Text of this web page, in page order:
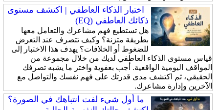
اختبار الذكاء العاطفي | اكتشف مستوى
ذكائك العاطفي (EQ)
هل تستطيع فهم مشاعرك والتعامل معها
بطريقة متزنة؟ وكيف تتصرف عند التعرض
للضغوط أو الخلافات؟ يهدف هذا الاختبار إلى
قياس مستوى الذكاء العاطفي لديك من خلال مجموعة من
المواقف اليومية الواقعية. أجب بعفوية واختر ما يشبه تصرفك
الحقيقي، ثم اكتشف مدى قدرتك على فهم نفسك والتواصل مع
الآخرين وإدارة مشاعرك.
ما أول شيء لفت انتباهك في الصورة؟